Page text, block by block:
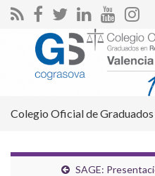
Search for:
Colegio Oficial de Graduados
SAGE: